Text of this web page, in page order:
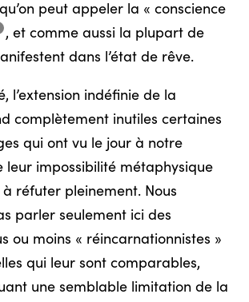
peut appeler la « conscience
, et comme aussi la plupart de
dans l’état de rêve.
l’extension indéfinie de la
complètement inutiles certaines
qui ont vu le jour à notre
leur impossibilité métaphysique
à réfuter pleinement. Nous
parler seulement ici des
ou moins « réincarnationnistes »
qui leur sont comparables,
une semblable limitation de la